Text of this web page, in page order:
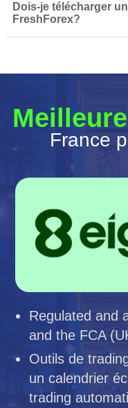
Dois-je télécharger
FreshForex?
France
Regulated and
and the FCA
Outils de
un calendrier
trading